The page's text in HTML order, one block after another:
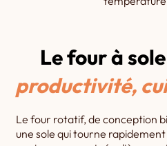
Le four à
productivité,
Le four rotatif, de conception
une sole qui tourne